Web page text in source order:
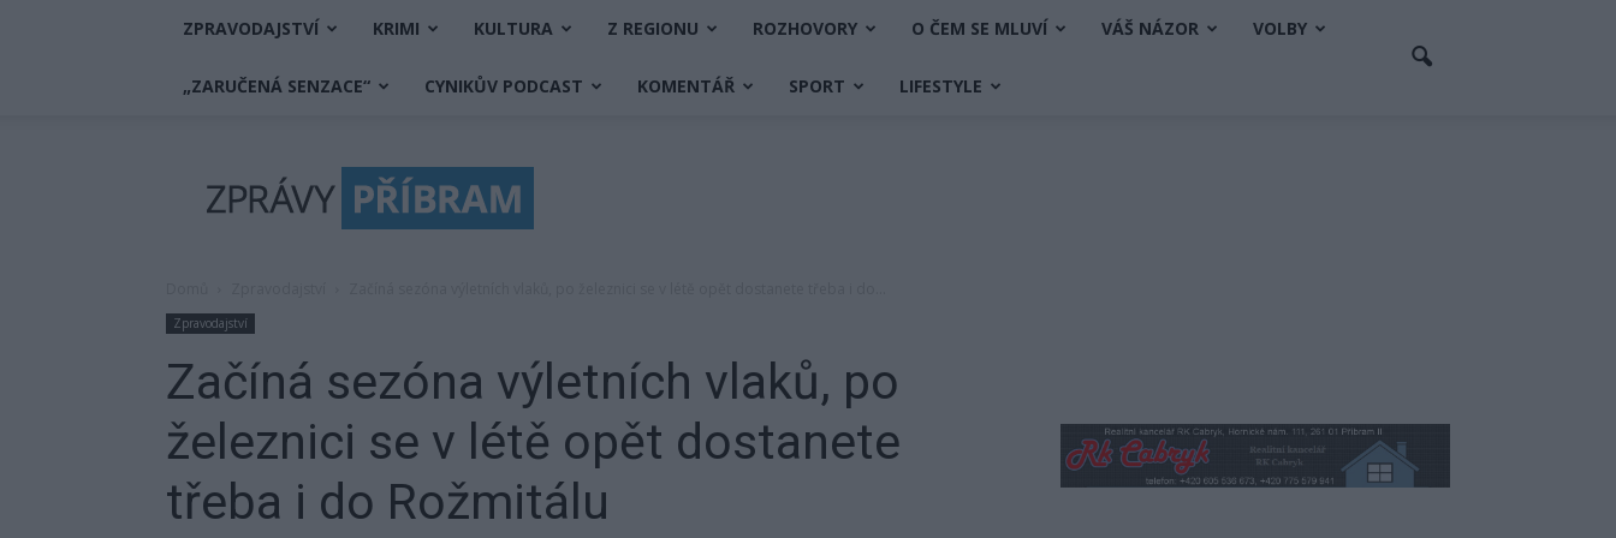
ZPRAVODAJSTVÍ KRIMI KULTURA Z REGIONU ROZHOVORY O ČEM SE MLUVÍ VÁŠ NÁZOR VOLBY
„ZARUČENÁ SENZACE“ CYNIKŮV PODCAST KOMENTÁŘ SPORT LIFESTYLE
Příbram
Zpravodajství
Začíná sezóna výletních vlaků, po
železnici se v létě opět dostanete
třeba i do Rožmitálu